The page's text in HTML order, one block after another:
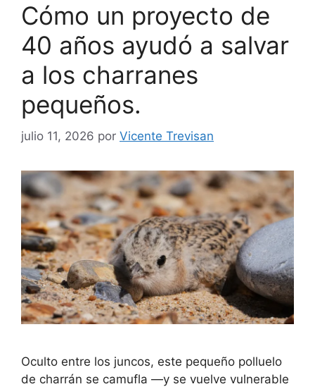
Cómo un proyecto de
40 años ayudó a salvar
a los charranes
pequeños.
julio 11, 2026 por Vicente Trevisan
Oculto entre los juncos, este pequeño polluelo
de charrán se camufla —y se vuelve vulnerable